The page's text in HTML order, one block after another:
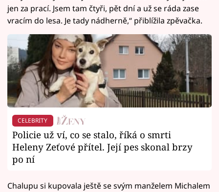
jen za prací. Jsem tam čtyři, pět dní a už se ráda zase
vracím do lesa. Je tady nádherně,“ přiblížila zpěvačka.
CELEBRITY
Policie už ví, co se stalo, říká o smrti
Heleny Zeťové přítel. Její pes skonal brzy
po ní
Chalupu si kupovala ještě se svým manželem Michalem